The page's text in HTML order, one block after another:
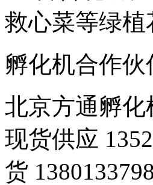
救心菜等绿植
孵化机合作伙
北京方通孵化
现货供应
货